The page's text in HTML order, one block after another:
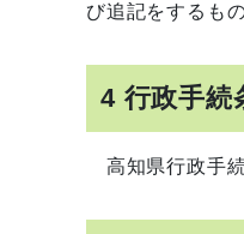
び追記をするも
4 行政手続
高知県行政手